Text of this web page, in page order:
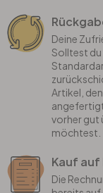
Deine
Solltest du
Artikel,
vorher gut
möchtest.
Kauf auf
Die